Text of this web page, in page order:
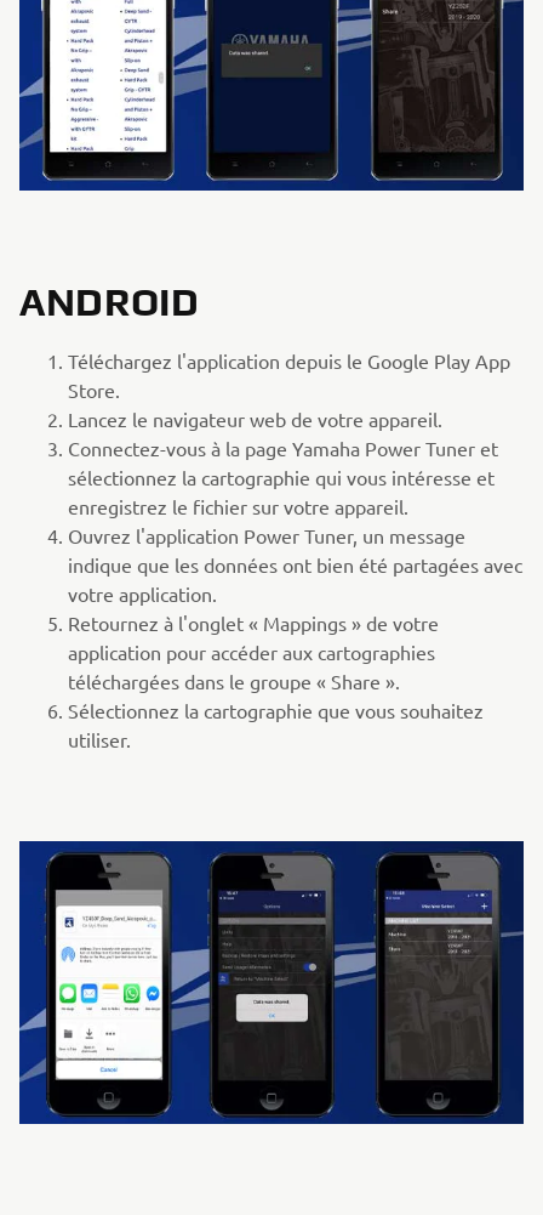
ANDROID
Téléchargez l'application depuis le Google Play App
Store.
Lancez le navigateur web de votre appareil.
Connectez-vous à la page Yamaha Power Tuner et
sélectionnez la cartographie qui vous intéresse et
enregistrez le fichier sur votre appareil.
Ouvrez l'application Power Tuner, un message
indique que les données ont bien été partagées avec
votre application.
Retournez à l'onglet « Mappings » de votre
application pour accéder aux cartographies
téléchargées dans le groupe « Share ».
Sélectionnez la cartographie que vous souhaitez
utiliser.